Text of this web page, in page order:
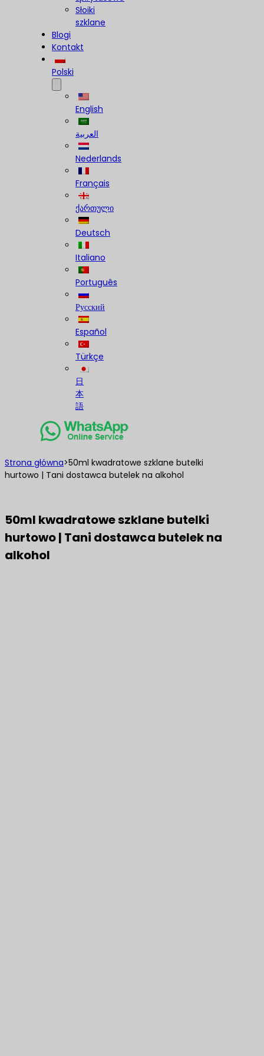
Słoiki
szklane
Blogi
Kontakt
Polski
English
العربية
Nederlands
Français
ქართული
Deutsch
Italiano
Português
Русский
Español
Türkçe
日
本
語
Strona główna>50ml kwadratowe szklane butelki
hurtowo | Tani dostawca butelek na alkohol
50ml kwadratowe szklane butelki
hurtowo | Tani dostawca butelek na
alkohol